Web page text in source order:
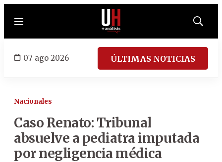
Menú
Mostrar
07 ago 2026 ÚLTIMAS NOTICIAS
Nacionales
Caso Renato: Tribunal
absuelve a pediatra imputada
por negligencia médica